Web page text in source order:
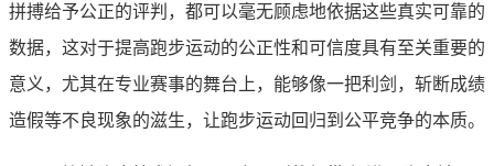
拼搏给予公正的评判，都可以毫无顾虑地依据这些真实可靠的
数据，这对于提高跑步运动的公正性和可信度具有至关重要的
意义，尤其在专业赛事的舞台上，能够像一把利剑，斩断成绩
造假等不良现象的滋生，让跑步运动回归到公平竞争的本质。